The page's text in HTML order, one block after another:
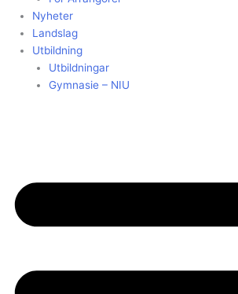
Nyheter
Landslag
Utbildning
Utbildningar
Gymnasie – NIU